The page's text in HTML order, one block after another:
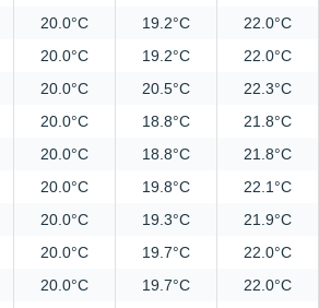
20.0°C 19.2°C
22.0°C
20.0°C 19.2°C
22.0°C
20.0°C 20.5°C
22.3°C
20.0°C 18.8°C
21.8°C
20.0°C 18.8°C
21.8°C
20.0°C 19.8°C
22.1°C
20.0°C 19.3°C
21.9°C
20.0°C 19.7°C
22.0°C
20.0°C 19.7°C
22.0°C